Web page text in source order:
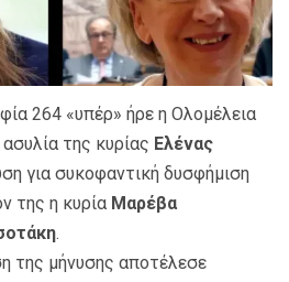
264 «υπέρ» ήρε η Ολομέλεια
της κυρίας Ελένας
για συκοφαντική δυσφήμιση
της η κυρία Μαρέβα
.
της μήνυσης αποτέλεσε